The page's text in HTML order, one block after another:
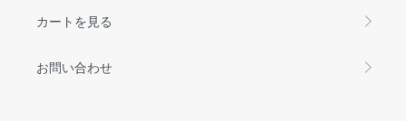
カートを見る
お問い合わせ